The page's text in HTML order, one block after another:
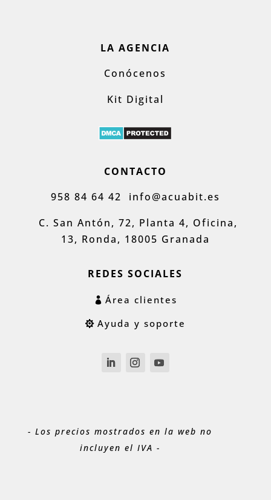
LA AGENCIA
Conócenos
Kit Digital
CONTACTO
958 84 64 42 info@acuabit.es
C. San Antón, 72, Planta 4, Oficina,
13, Ronda, 18005 Granada
REDES SOCIALES
Área clientes
Ayuda y soporte
- Los precios mostrados en la web no
incluyen el IVA -